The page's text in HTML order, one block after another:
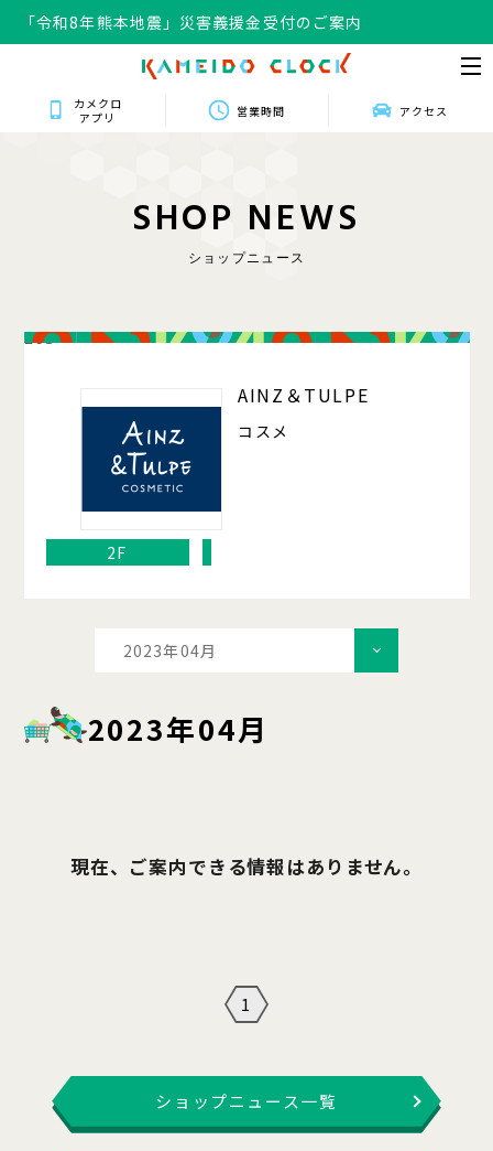
「令和8年熊本地震」災害義援金受付のご案内
カメクロ
アプリ
営業時間 アクセス
SHOP NEWS
ショップニュース
203
AINZ＆TULPE
コスメ
2F
2023年04月
2023年04月
現在、ご案内できる情報はありません。
1
ショップニュース一覧